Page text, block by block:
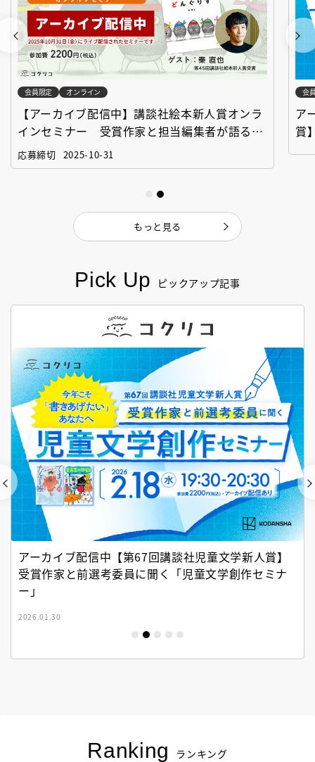
Pick Up ピックアップ記事
アーカイブ配信中【第67回講談社児童文学新人賞】
受賞作家と前選考委員に聞く「児童文学創作セミナ
ー」
2026.01.30
Ranking ランキング
会員限定 オンライン
【アーカイブ配信中】講談社絵本新人賞オンラ
インセミナー 受賞作家と担当編集者が語る
「絵本創作実践講座」
応募締切 2025-10-31
会
ア
賞
もっと見る